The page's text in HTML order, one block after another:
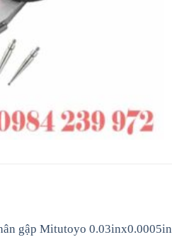
gập Mitutoyo 0.03inx0.0005in